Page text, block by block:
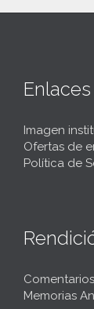
Imagen
Ofertas de
Política de
Memorias